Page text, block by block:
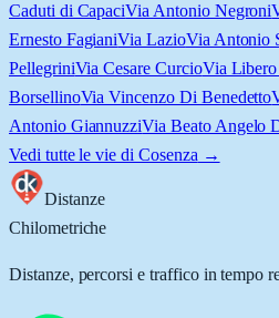
Caduti di CapaciVia Antonio Negroni
Ernesto FagianiVia LazioVia Antonio
PellegriniVia Cesare CurcioVia Libero
BorsellinoVia Vincenzo Di Benedetto
Antonio GiannuzziVia Beato Angelo
Vedi tutte le vie di Cosenza →
Distanze
Chilometriche
Distanze, percorsi e traffico in tempo